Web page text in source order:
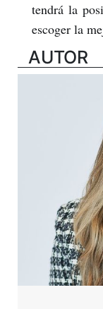
tendrá la
escoger la
AUTOR